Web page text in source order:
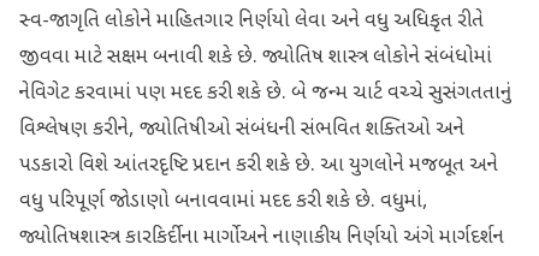
સ્વ-જાગૃતિ લોકોને માહિતગાર નિર્ણયો લેવા અને વધુ અધિકૃત રીતે
જીવવા માટે સક્ષમ બનાવી શકે છે. જ્યોતિષ શાસ્ત્ર લોકોને સંબંધોમાં
નેવિગેટ કરવામાં પણ મદદ કરી શકે છે. બે જન્મ ચાર્ટ વચ્ચે સુસંગતતાનું
વિશ્લેષણ કરીને, જ્યોતિષીઓ સંબંધની સંભવિત શક્તિઓ અને
પડકારો વિશે આંતરદૃષ્ટિ પ્રદાન કરી શકે છે. આ યુગલોને મજબૂત અને
વધુ પરિપૂર્ણ જોડાણો બનાવવામાં મદદ કરી શકે છે. વધુમાં,
જ્યોતિષશાસ્ત્ર કારકિર્દીના માર્ગો અને નાણાકીય નિર્ણયો અંગે માર્ગદર્શન